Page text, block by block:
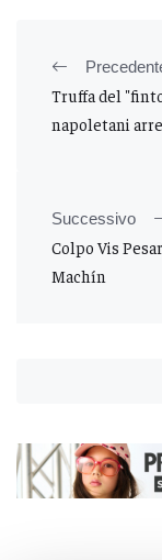
Truffa del
napoletani
Successivo
Colpo Vis
Machín